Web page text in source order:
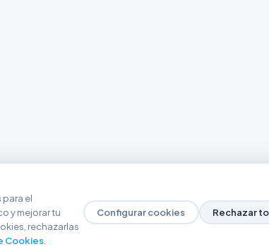
el
y mejorar tu
rechazarlas
Cookies.
Configurar cookies Rechazar